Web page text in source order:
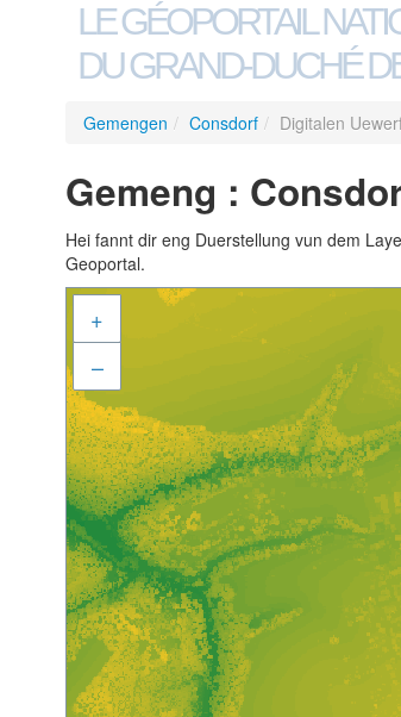
LE GÉOPORTAIL
DU GRAND-DUCHÉ
Gemengen / Consdorf / Digitalen
Gemeng :
Hei fannt dir eng Duerstellung vun dem
Geoportal.
+
–